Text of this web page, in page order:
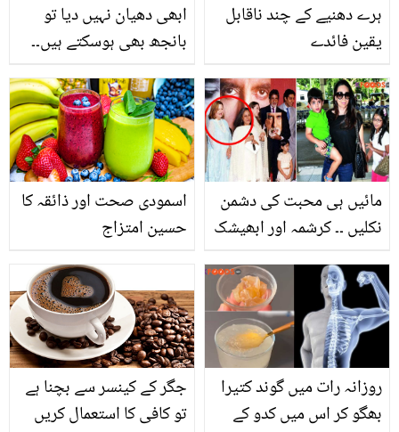
ابھی دھیان نہیں دیا تو
بانجھ بھی ہوسکتے ہیں۔۔
سب سے بڑی وجہ کو کیسے
دور کریں؟ جانیں
ہرے دھنیے کے چند ناقابل
یقین فائدے
اسمودی صحت اور ذائقہ کا
حسین امتزاج
مائیں ہی محبت کی دشمن
نکلیں ۔۔ کرشمہ اور ابھیشک
جیا بچن اور ببیتا کپور کی
وہ شرائط جو شادی ٹوٹنے
کی وجہ بنی
جگر کے کینسر سے بچنا ہے
تو کافی کا استعمال کریں
روزانہ رات میں گوند کتیرا
بھگو کر اس میں کدو کے